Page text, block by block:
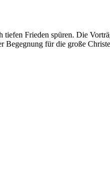
Frieden spüren. Die
Begegnung für die große